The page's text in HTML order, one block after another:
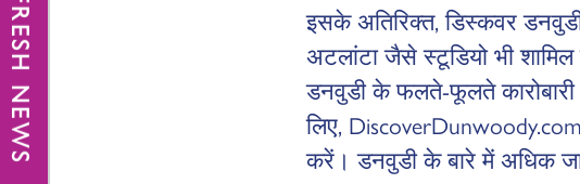
इसके अतिरिक्त, डिस्कवर
अटलांटा जैसे स्टूडियो भी
डनवुडी के फलते-फूलते
लिए,
करें। डनवुडी के बारे में अधिक
FRESH NEWS